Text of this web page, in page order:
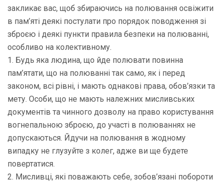
закликає вас, щоб збираючись на полювання освіжити
в пам’яті деякі постулати про порядок поводження зі
зброєю і деякі пункти правила безпеки на полюванні,
особливо на колективному.
1. Будь яка людина, що йде полювати повинна
пам’ятати, що на полюванні так само, як і перед
законом, всі рівні, і мають однакові права, обов’язки та
мету. Особи, що не мають належних мисливських
документів та чинного дозволу на право користування
вогнепальною зброєю, до участі в полюваннях не
допускаються. Йдучи на полювання в жодному
випадку не глузуйте з колег, адже ви ще будете
повертатися.
2. Мисливці, які поважають себе, зобов’язані побороти